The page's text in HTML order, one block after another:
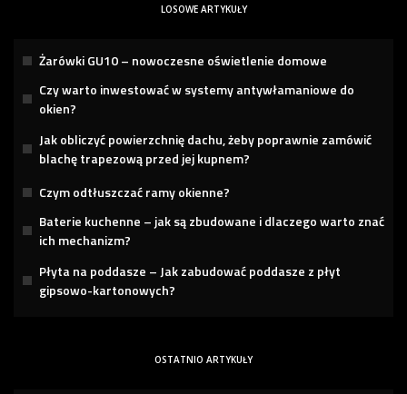
LOSOWE ARTYKUŁY
Żarówki GU10 – nowoczesne oświetlenie domowe
Czy warto inwestować w systemy antywłamaniowe do
okien?
Jak obliczyć powierzchnię dachu, żeby poprawnie zamówić
blachę trapezową przed jej kupnem?
Czym odtłuszczać ramy okienne?
Baterie kuchenne – jak są zbudowane i dlaczego warto znać
ich mechanizm?
Płyta na poddasze – Jak zabudować poddasze z płyt
gipsowo-kartonowych?
OSTATNIO ARTYKUŁY